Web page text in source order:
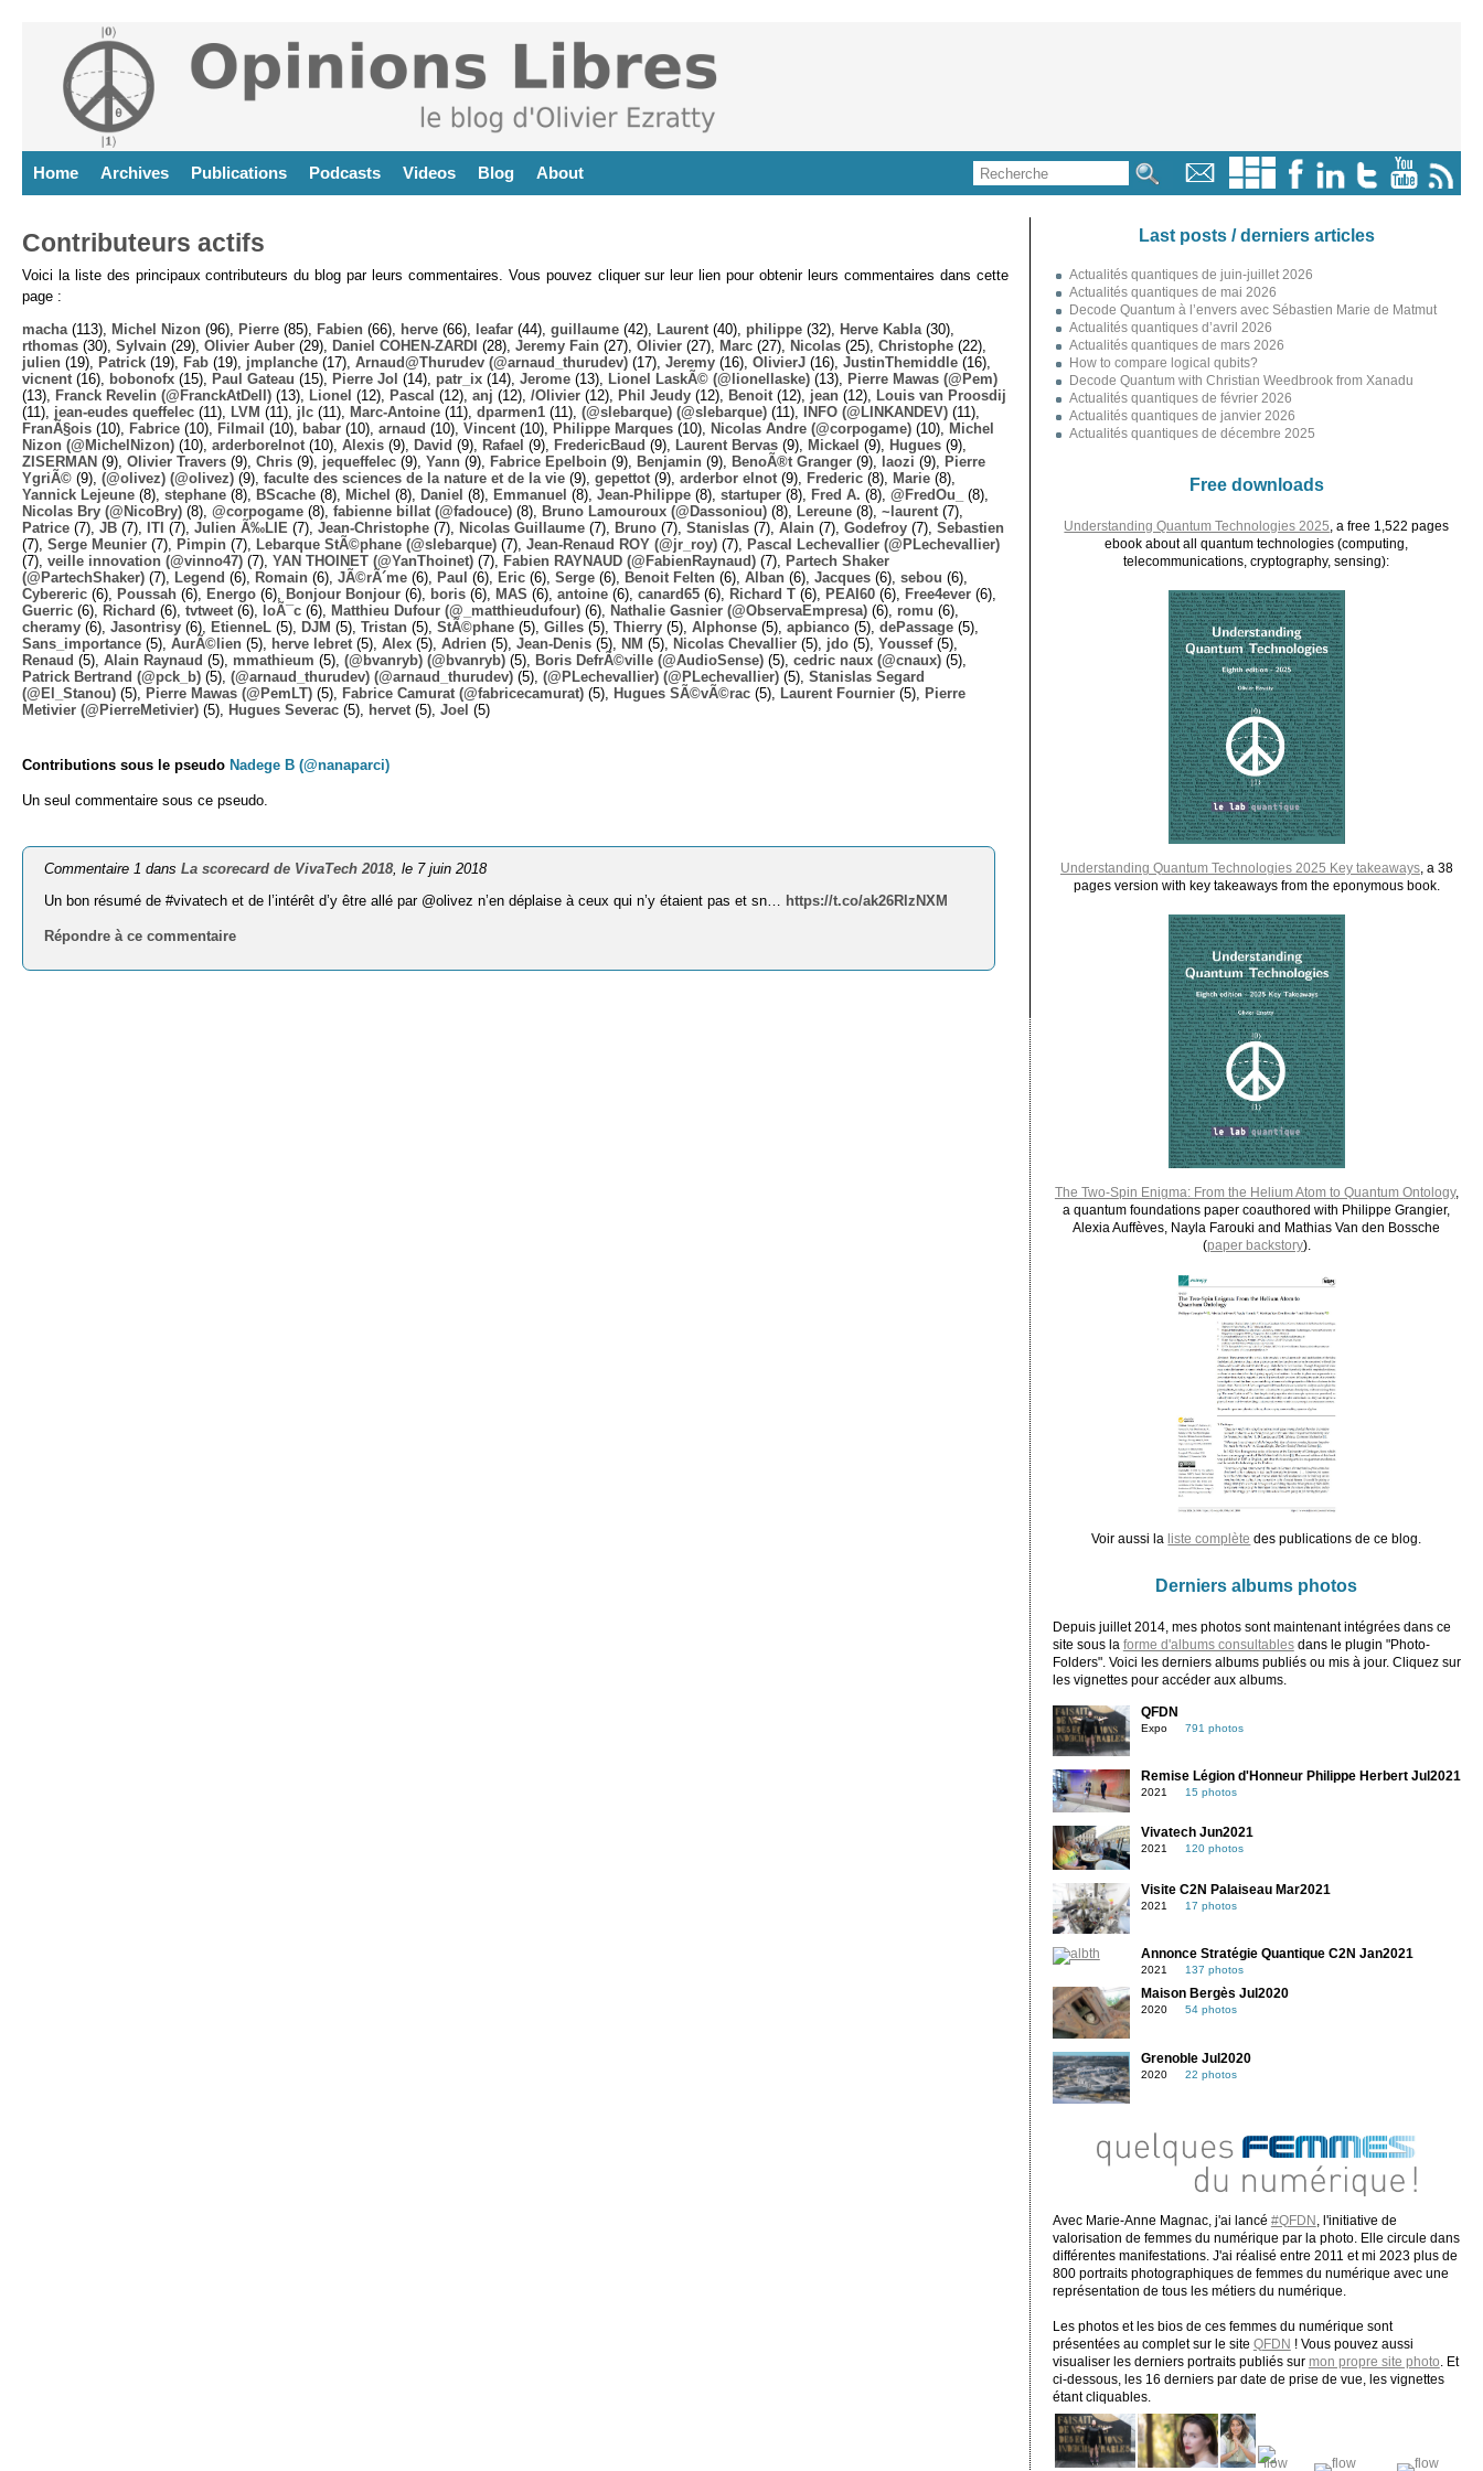
Home Archives Publications Podcasts Videos Blog About
Contributeurs actifs
Voici la liste des principaux contributeurs du blog par leurs commentaires. Vous pouvez cliquer sur leur lien pour obtenir leurs commentaires dans cette
page :
macha (113), Michel Nizon (96), Pierre (85), Fabien (66), herve (66), leafar (44), guillaume (42), Laurent (40), philippe (32), Herve Kabla (30),
rthomas (30), Sylvain (29), Olivier Auber (29), Daniel COHEN-ZARDI (28), Jeremy Fain (27), Olivier (27), Marc (27), Nicolas (25), Christophe (22),
julien (19), Patrick (19), Fab (19), jmplanche (17), Arnaud@Thurudev (@arnaud_thurudev) (17), Jeremy (16), OlivierJ (16), JustinThemiddle (16),
vicnent (16), bobonofx (15), Paul Gateau (15), Pierre Jol (14), patr_ix (14), Jerome (13), Lionel LaskÃ© (@lionellaske) (13),
Pierre Mawas (@Pem)
(13),
Franck Revelin (@FranckAtDell) (13), Lionel (12), Pascal (12), anj (12), /Olivier (12), Phil Jeudy (12), Benoit (12), jean (12),
Louis van Proosdij
(11), jean-eudes queffelec (11), LVM (11), jlc (11), Marc-Antoine (11), dparmen1 (11), (@slebarque) (@slebarque) (11), INFO (@LINKANDEV) (11),
FranÃ§ois (10), Fabrice (10), Filmail (10), babar (10), arnaud (10), Vincent (10), Philippe Marques (10), Nicolas Andre (@corpogame) (10),
Michel
Nizon (@MichelNizon) (10), arderborelnot (10), Alexis (9), David (9), Rafael (9), FredericBaud (9), Laurent Bervas (9), Mickael (9), Hugues (9),
ZISERMAN (9), Olivier Travers (9), Chris (9), jequeffelec (9), Yann (9), Fabrice Epelboin (9), Benjamin (9), BenoÃ®t Granger (9), laozi (9),
Pierre
YgriÃ© (9), (@olivez) (@olivez) (9), faculte des sciences de la nature et de la vie (9), gepettot (9), arderbor elnot (9), Frederic (8), Marie (8),
Yannick Lejeune (8), stephane (8), BScache (8), Michel (8), Daniel (8), Emmanuel (8), Jean-Philippe (8), startuper (8), Fred A. (8), @FredOu_
(8),
Nicolas Bry (@NicoBry) (8), @corpogame (8), fabienne billat (@fadouce) (8), Bruno Lamouroux (@Dassoniou) (8), Lereune (8), ~laurent (7),
Patrice (7), JB (7), ITI (7), Julien Ã‰LIE (7), Jean-Christophe (7), Nicolas Guillaume (7), Bruno (7), Stanislas (7), Alain (7), Godefroy (7), Sebastien
(7), Serge Meunier (7), Pimpin (7), Lebarque StÃ©phane (@slebarque) (7), Jean-Renaud ROY (@jr_roy) (7),
Pascal Lechevallier (@PLechevallier)
(7), veille innovation (@vinno47) (7), YAN THOINET (@YanThoinet) (7), Fabien RAYNAUD (@FabienRaynaud) (7),
Partech Shaker
(@PartechShaker) (7), Legend (6), Romain (6), JÃ©rÃ´me (6), Paul (6), Eric (6), Serge (6), Benoit Felten (6), Alban (6), Jacques (6), sebou (6),
Cybereric (6), Poussah (6), Energo (6), Bonjour Bonjour (6), boris (6), MAS (6), antoine (6), canard65 (6), Richard T (6), PEAI60 (6), Free4ever (6),
Guerric (6), Richard (6), tvtweet (6), loÃ¯c (6), Matthieu Dufour (@_matthieudufour) (6), Nathalie Gasnier (@ObservaEmpresa) (6), romu (6),
cheramy (6), Jasontrisy (6), EtienneL (5), DJM (5), Tristan (5), StÃ©phane (5), Gilles (5), Thierry (5), Alphonse (5), apbianco (5), dePassage (5),
Sans_importance (5), AurÃ©lien (5), herve lebret (5), Alex (5), Adrien (5), Jean-Denis (5), NM (5), Nicolas Chevallier (5), jdo (5), Youssef(5),
Renaud (5), Alain Raynaud (5), mmathieum (5), (@bvanryb) (@bvanryb) (5), Boris DefrÃ©ville (@AudioSense) (5), cedric naux (@cnaux) (5),
Patrick Bertrand (@pck_b) (5), (@arnaud_thurudev) (@arnaud_thurudev) (5), (@PLechevallier) (@PLechevallier) (5), Stanislas Segard
(@El_Stanou) (5), Pierre Mawas (@PemLT) (5), Fabrice Camurat (@fabricecamurat) (5), Hugues SÃ©vÃ©rac (5), Laurent Fournier (5),
Pierre
Metivier (@PierreMetivier) (5), Hugues Severac (5), hervet (5), Joel (5)
Contributions sous le pseudo Nadege B (@nanaparci)
Un seul commentaire sous ce pseudo.
Commentaire 1 dansLa scorecard de VivaTech 2018, le 7 juin 2018
Un bon résumé de #vivatech et de l’intérêt d’y être allé par @olivez n’en déplaise à ceux qui n’y étaient pas et sn… https://t.co/ak26RlzNXM
Répondre à ce commentaire
Last posts / derniers articles
Actualités quantiques de juin-juillet 2026
Actualités quantiques de mai 2026
Decode Quantum à l’envers avec Sébastien Marie de Matmut
Actualités quantiques d’avril 2026
Actualités quantiques de mars 2026
How to compare logical qubits?
Decode Quantum with Christian Weedbrook from Xanadu
Actualités quantiques de février 2026
Actualités quantiques de janvier 2026
Actualités quantiques de décembre 2025
Free downloads
Understanding Quantum Technologies 2025 , a free 1,522 pages
ebook about all quantum technologies (computing,
telecommunications, cryptography, sensing):
Understanding Quantum Technologies 2025 Key takeaways, a 38
pages version with key takeaways from the eponymous book.
The Two-Spin Enigma: From the Helium Atom to Quantum Ontology,
a quantum foundations paper coauthored with Philippe Grangier,
Alexia Auffèves, Nayla Farouki and Mathias Van den Bossche
(paper backstory).
Voir aussi la liste complète des publications de ce blog.
Derniers albums photos
Depuis juillet 2014, mes photos sont maintenant intégrées dans ce
site sous la forme d'albums consultablesdans le plugin "Photo-
Folders". Voici les derniers albums publiés ou mis à jour. Cliquez sur
les vignettes pour accéder aux albums.
QFDN
Expo 791 photos
Remise Légion d'Honneur Philippe Herbert Jul2021
2021 15 photos
Vivatech Jun2021
2021 120 photos
Visite C2N Palaiseau Mar2021
2021 17 photos
Annonce Stratégie Quantique C2N Jan2021
2021 137 photos
Maison Bergès Jul2020
2020 54 photos
Grenoble Jul2020
2020 22 photos
Avec Marie-Anne Magnac, j'ai lancé #QFDN
, l'initiative de
valorisation de femmes du numérique par la photo. Elle circule dans
différentes manifestations. J'ai réalisé entre 2011 et mi 2023 plus de
800 portraits photographiques de femmes du numérique avec une
représentation de tous les métiers du numérique.
Les photos et les bios de ces femmes du numérique sont
présentées au complet sur le site QFDN ! Vous pouvez aussi
visualiser les derniers portraits publiés sur mon propre site photo . Et
ci-dessous, les 16 derniers par date de prise de vue, les vignettes
étant cliquables.